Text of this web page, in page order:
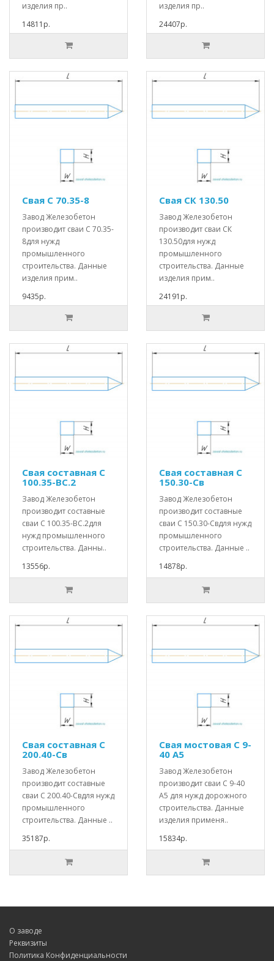
изделия пр..
14811р.
изделия пр..
24407р.
Свая С 70.35-8
Завод Железобетон
производит сваи С 70.35-
8для нужд
промышленного
строительства. Данные
изделия прим..
9435р.
Свая СК 130.50
Завод Железобетон
производит сваи СК
130.50для нужд
промышленного
строительства. Данные
изделия прим..
24191р.
Свая составная С
100.35-ВС.2
Завод Железобетон
производит составные
сваи С 100.35-ВС.2для
нужд промышленного
строительства. Данны..
13556р.
Свая составная С
150.30-Св
Завод Железобетон
производит составные
сваи С 150.30-Свдля нужд
промышленного
строительства. Данные ..
14878р.
Свая составная С
200.40-Св
Завод Железобетон
производит составные
сваи С 200.40-Свдля нужд
промышленного
строительства. Данные ..
35187р.
Свая мостовая С 9-
40 А5
Завод Железобетон
производит сваи С 9-40
А5 для нужд дорожного
строительства. Данные
изделия применя..
15834р.
О заводе
Реквизиты
Политика Конфиденциальности